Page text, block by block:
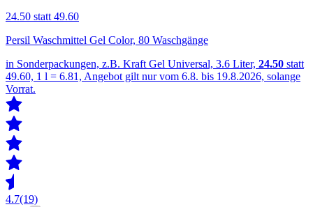
24.50 statt 49.60
Persil Waschmittel Gel Color, 80 Waschgänge
in Sonderpackungen, z.B. Kraft Gel Universal, 3.6 Liter, 24.50 statt
49.60, 1 l = 6.81, Angebot gilt nur vom 6.8. bis 19.8.2026, solange
Vorrat.
4.7(19)